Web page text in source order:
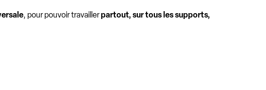
, pour pouvoir travaillerpartout, sur tous les supports,